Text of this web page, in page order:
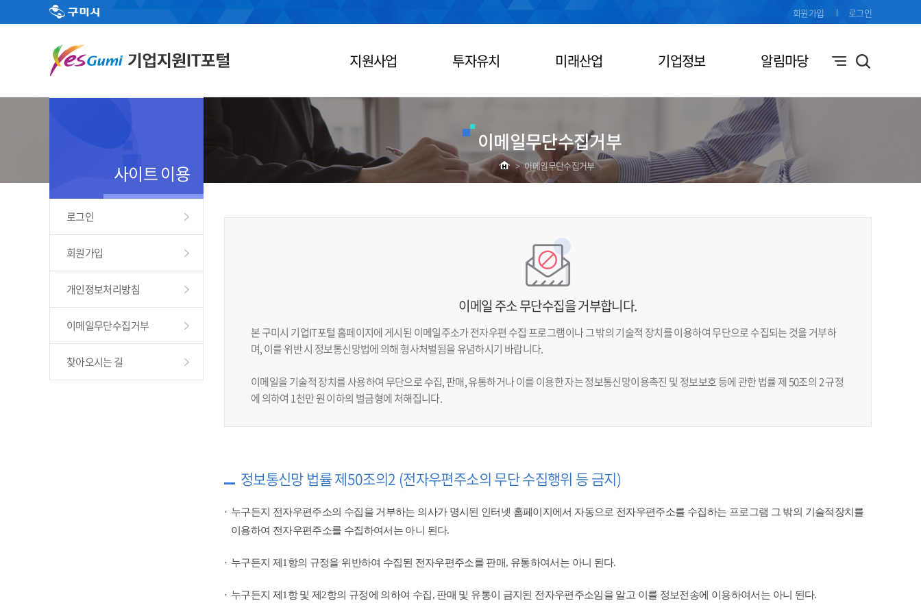
지원사업 투자유치 미래산업 기업정보 알림마당
회원가입 로그인
이메일무단수집거부
> 이메일무단수집거부
사이트 이용
로그인
회원가입
개인정보처리방침
이메일무단수집거부
찾아오시는 길
이메일 주소 무단수집을 거부합니다.
본 구미시 기업IT포털 홈페이지에 게시된 이메일주소가 전자우편 수집 프로그램이나 그 밖의 기술적 장치를 이용하여 무단으로 수집되는 것을 거부하
며, 이를 위반 시 정보통신망법에 의해 형사처벌됨을 유념하시기 바랍니다.
이메일을 기술적 장치를 사용하여 무단으로 수집, 판매, 유통하거나 이를 이용한 자는 정보통신망이용촉진 및 정보보호 등에 관한 법률 제 50조의 2 규정
에 의하여 1천만 원 이하의 벌금형에 처해집니다.
정보통신망 법률 제50조의2 (전자우편주소의 무단 수집행위 등 금지)
누구든지 전자우편주소의 수집을 거부하는 의사가 명시된 인터넷 홈페이지에서 자동으로 전자우편주소를 수집하는 프로그램 그 밖의 기술적장치를
이용하여 전자우편주소를 수집하여서는 아니 된다.
누구든지 제1항의 규정을 위반하여 수집된 전자우편주소를 판매, 유통하여서는 아니 된다.​
누구든지 제1항 및 제2항의 규정에 의하여 수집, 판매 및 유통이 금지된 전자우편주소임을 알고 이를 정보전송에 이용하여서는 아니 된다.